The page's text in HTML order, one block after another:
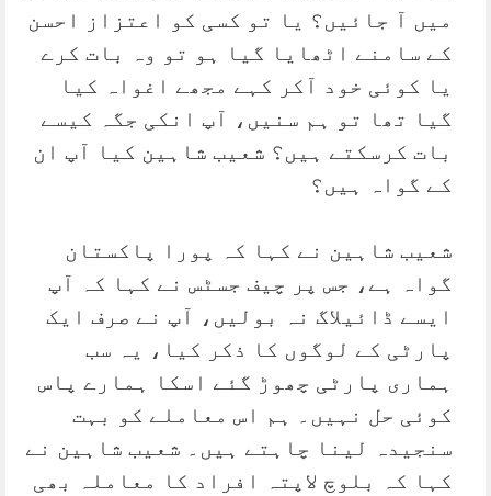
میں آ جائیں؟ یا تو کسی کو اعتزاز احسن
کے سامنے اٹھایا گیا ہو تو وہ بات کرے
یا کوئی خود آکر کہے مجھے اغواہ کیا
گیا تھا تو ہم سنیں، آپ انکی جگہ کیسے
بات کرسکتے ہیں؟ شعیب شاہین کیا آپ ان
کے گواہ ہیں؟
شعیب شاہین نے کہا کہ پورا پاکستان
گواہ ہے، جس پر چیف جسٹس نے کہا کہ آپ
ایسے ڈائیلاگ نہ بولیں، آپ نے صرف ایک
پارٹی کے لوگوں کا ذکر کیا، یہ سب
ہماری پارٹی چھوڑ گئے اسکا ہمارے پاس
کوئی حل نہیں۔ ہم اس معاملے کو بہت
سنجیدہ لینا چاہتے ہیں۔ شعیب شاہین نے
کہا کہ بلوچ لاپتہ افراد کا معاملہ بھی